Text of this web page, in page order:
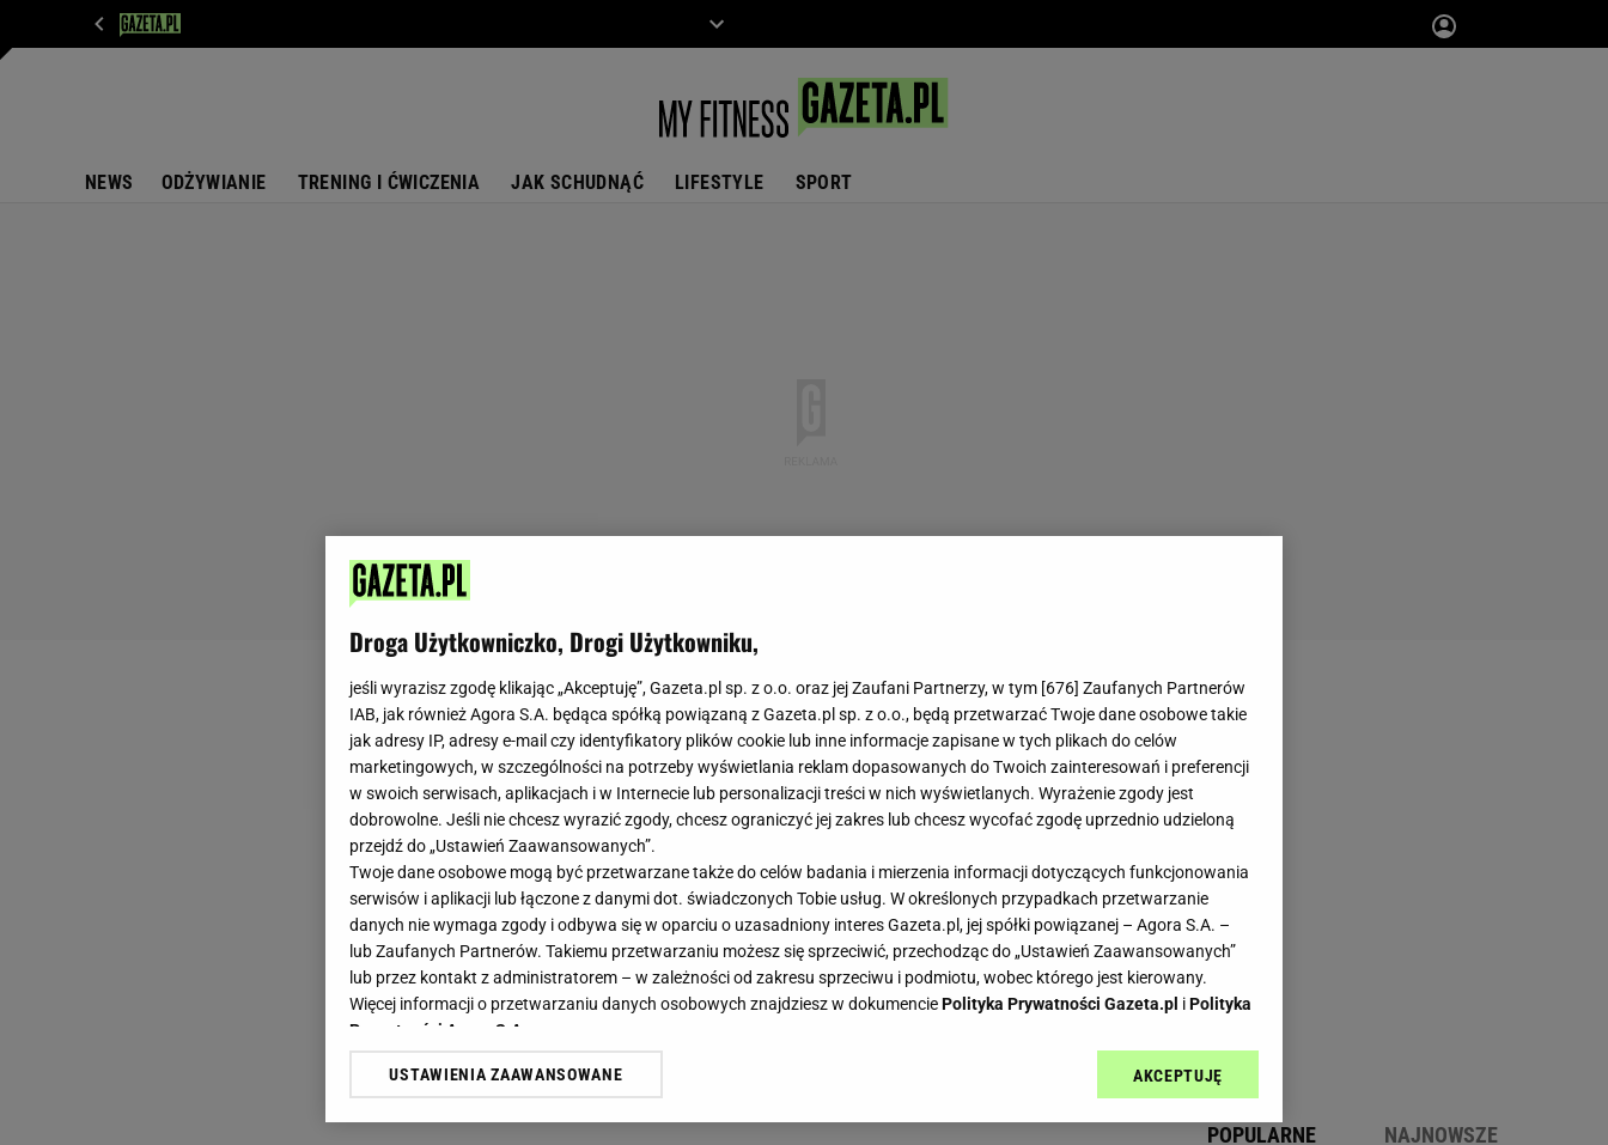
NEWS ODŻYWIANIE TRENING I ĆWICZENIA JAK SCHUDNĄĆ LIFESTYLE SPORT
POPULARNE NAJNOWSZE
Droga Użytkowniczko, Drogi Użytkowniku,
jeśli wyrazisz zgodę klikając „Akceptuję”, Gazeta.pl sp. z o.o. oraz jej Zaufani Partnerzy, w tym [676] Zaufanych Partnerów
IAB, jak również Agora S.A. będąca spółką powiązaną z Gazeta.pl sp. z o.o., będą przetwarzać Twoje dane osobowe takie
jak adresy IP, adresy e-mail czy identyfikatory plików cookie lub inne informacje zapisane w tych plikach do celów
marketingowych, w szczególności na potrzeby wyświetlania reklam dopasowanych do Twoich zainteresowań i preferencji
w swoich serwisach, aplikacjach i w Internecie lub personalizacji treści w nich wyświetlanych. Wyrażenie zgody jest
dobrowolne. Jeśli nie chcesz wyrazić zgody, chcesz ograniczyć jej zakres lub chcesz wycofać zgodę uprzednio udzieloną
przejdź do „Ustawień Zaawansowanych”.
Twoje dane osobowe mogą być przetwarzane także do celów badania i mierzenia informacji dotyczących funkcjonowania
serwisów i aplikacji lub łączone z danymi dot. świadczonych Tobie usług. W określonych przypadkach przetwarzanie
danych nie wymaga zgody i odbywa się w oparciu o uzasadniony interes Gazeta.pl, jej spółki powiązanej – Agora S.A. –
lub Zaufanych Partnerów. Takiemu przetwarzaniu możesz się sprzeciwić, przechodząc do „Ustawień Zaawansowanych”
lub przez kontakt z administratorem – w zależności od zakresu sprzeciwu i podmiotu, wobec którego jest kierowany.
Więcej informacji o przetwarzaniu danych osobowych znajdziesz w dokumenciePolityka Prywatności Gazeta.pl iPolityka
Prywatności Agora S.A.
Klikając „Akceptuję” wyrażasz też zgodę na zainstalowanie i przechowywanie plików cookie Gazeta.pl sp. z o.o., jej
dotyczące plików cookie, wywołując narzędzie do zarządzania twoimi preferencjami dot. przetwarzania danych poprzez
USTAWIENIA ZAAWANSOWANE AKCEPTUJĘ